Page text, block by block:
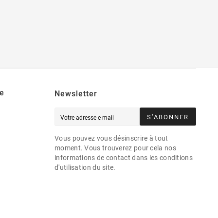
Newsletter
S’ABONNER
Vous pouvez vous désinscrire à tout
moment. Vous trouverez pour cela nos
informations de contact dans les conditions
d'utilisation du site.